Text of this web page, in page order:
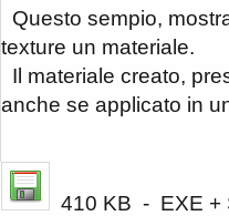
Questo sempio,
texture un materiale.
Il materiale creato,
anche se applicato in
410 KB - EXE +